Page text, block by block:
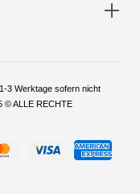
3 Werktage sofern nicht
© ALLE RECHTE